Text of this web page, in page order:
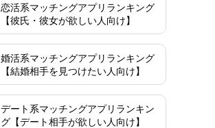
恋活系マッチングアプリランキング
【彼氏・彼女が欲しい人向け】
婚活系マッチングアプリランキング
【結婚相手を見つけたい人向け】
デート系マッチングアプリランキン
グ【デート相手が欲しい人向け】